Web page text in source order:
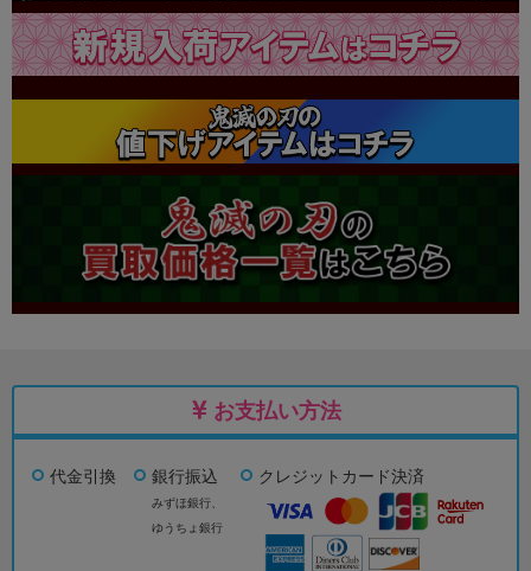
お支払い方法
代金引換 銀行振込
みずほ銀行、
ゆうちょ銀行
クレジットカード決済